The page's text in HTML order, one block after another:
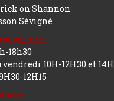
on Shannon
Sévigné
:
18h30
10H-12H30 et
12H15